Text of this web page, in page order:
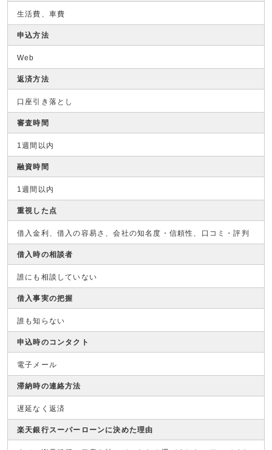
生活費、車費
申込方法
Web
返済方法
口座引き落とし
審査時間
1週間以内
融資時間
1週間以内
重視した点
借入金利、借入の容易さ、会社の知名度・信頼性、口コミ・評判
借入時の相談者
誰にも相談していない
借入事実の把握
誰も知らない
申込時のコンタクト
電子メール
滞納時の連絡方法
遅延なく返済
楽天銀行スーパーローンに決めた理由